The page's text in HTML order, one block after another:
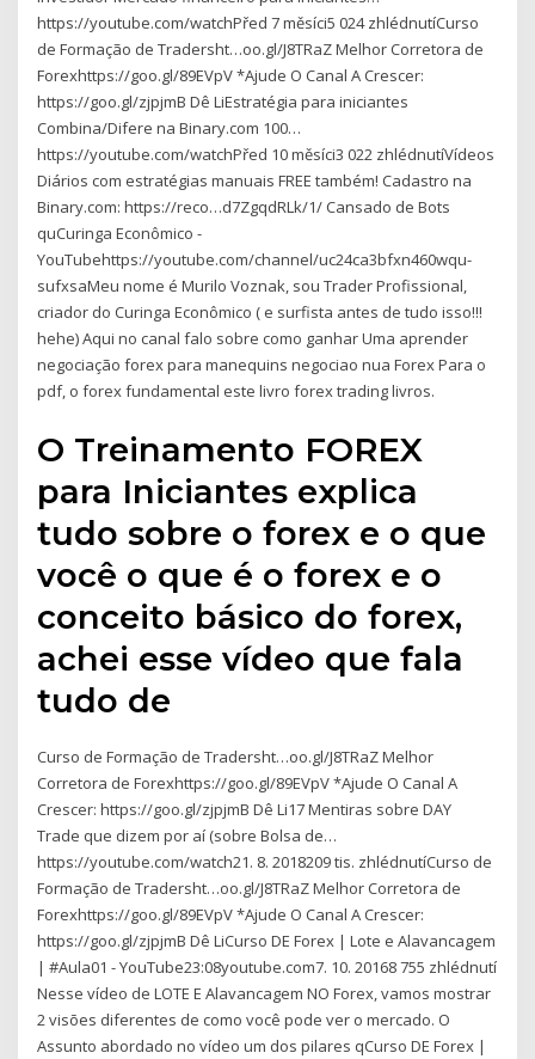
https://youtube.com/watchPřed 7 měsíci5 024 zhlédnutíCurso
de Formação de Tradersht…oo.gl/J8TRaZ Melhor Corretora de
Forexhttps://goo.gl/89EVpV *Ajude O Canal A Crescer:
https://goo.gl/zjpjmB Dê LiEstratégia para iniciantes
Combina/Difere na Binary.com 100…
https://youtube.com/watchPřed 10 měsíci3 022 zhlédnutíVídeos
Diários com estratégias manuais FREE também! Cadastro na
Binary.com: https://reco…d7ZgqdRLk/1/ Cansado de Bots
quCuringa Econômico -
YouTubehttps://youtube.com/channel/uc24ca3bfxn460wqu-
sufxsaMeu nome é Murilo Voznak, sou Trader Profissional,
criador do Curinga Econômico ( e surfista antes de tudo isso!!!
hehe) Aqui no canal falo sobre como ganhar Uma aprender
negociação forex para manequins negociao nua Forex Para o
pdf, o forex fundamental este livro forex trading livros.
O Treinamento FOREX
para Iniciantes explica
tudo sobre o forex e o que
você o que é o forex e o
conceito básico do forex,
achei esse vídeo que fala
tudo de
Curso de Formação de Tradersht…oo.gl/J8TRaZ Melhor
Corretora de Forexhttps://goo.gl/89EVpV *Ajude O Canal A
Crescer: https://goo.gl/zjpjmB Dê Li17 Mentiras sobre DAY
Trade que dizem por aí (sobre Bolsa de…
https://youtube.com/watch21. 8. 2018209 tis. zhlédnutíCurso de
Formação de Tradersht…oo.gl/J8TRaZ Melhor Corretora de
Forexhttps://goo.gl/89EVpV *Ajude O Canal A Crescer:
https://goo.gl/zjpjmB Dê LiCurso DE Forex | Lote e Alavancagem
| #Aula01 - YouTube23:08youtube.com7. 10. 20168 755 zhlédnutí
Nesse vídeo de LOTE E Alavancagem NO Forex, vamos mostrar
2 visões diferentes de como você pode ver o mercado. O
Assunto abordado no vídeo um dos pilares qCurso DE Forex |